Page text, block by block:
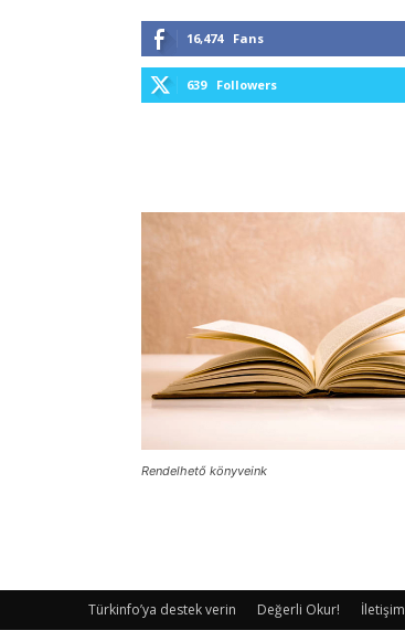
16,474 Fans
639 Followers
Rendelhető könyveink
Türkinfo’ya destek verin Değerli Okur! İletişim